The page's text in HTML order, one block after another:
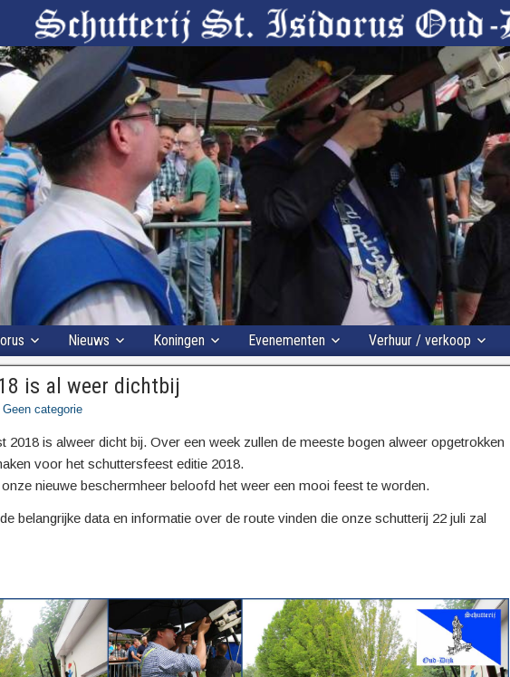
Nieuws Koningen Evenementen Verhuur / verkoop
is al weer dichtbij
Geen categorie
2018 is alweer dicht bij. Over een week zullen de meeste bogen alweer opgetrokken
voor het schuttersfeest editie 2018.
nieuwe beschermheer beloofd het weer een mooi feest te worden.
belangrijke data en informatie over de route vinden die onze schutterij 22 juli zal